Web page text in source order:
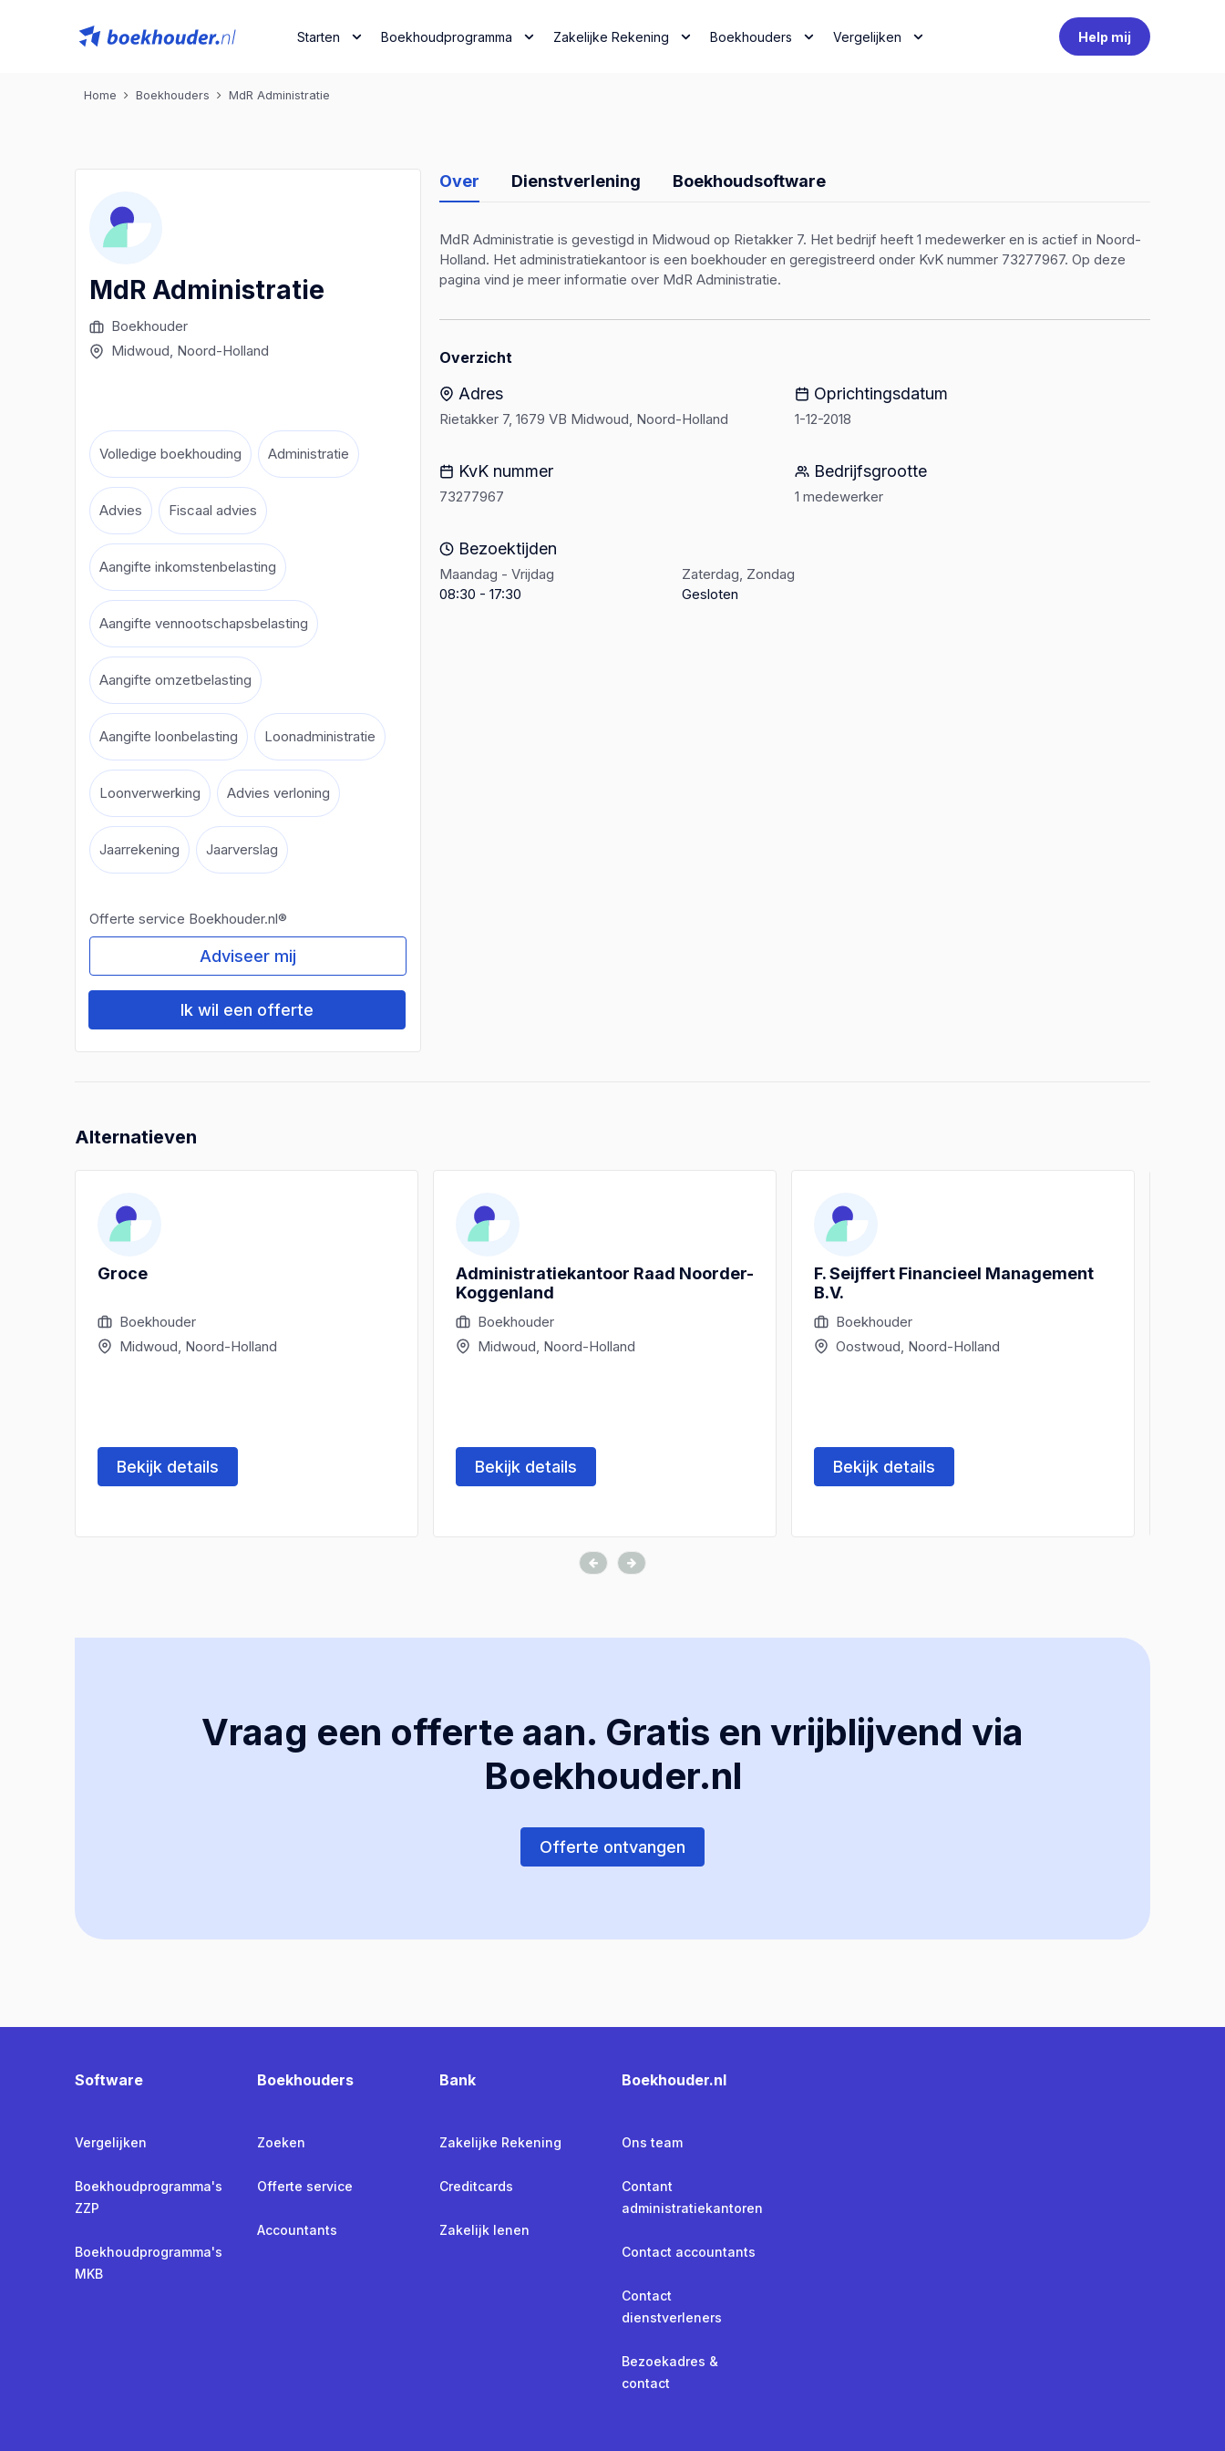
Starten Boekhoudprogramma Zakelijke Rekening Boekhouders Vergelijken Help mij
Home Boekhouders MdR Administratie
MdR Administratie
Boekhouder
Midwoud, Noord-Holland
Volledige boekhouding Administratie
Advies Fiscaal advies
Aangifte inkomstenbelasting
Aangifte vennootschapsbelasting
Aangifte omzetbelasting
Aangifte loonbelasting Loonadministratie
Loonverwerking Advies verloning
Jaarrekening Jaarverslag
Offerte service Boekhouder.nl®
Adviseer mij
Ik wil een offerte
Over Dienstverlening Boekhoudsoftware
MdR Administratie is gevestigd in Midwoud op Rietakker 7. Het bedrijf heeft 1 medewerker en is actief in Noord-
Holland. Het administratiekantoor is een boekhouder en geregistreerd onder KvK nummer 73277967. Op deze
pagina vind je meer informatie over MdR Administratie.
Overzicht
Adres
Rietakker 7, 1679 VB Midwoud, Noord-Holland
Oprichtingsdatum
1-12-2018
KvK nummer
73277967
Bedrijfsgrootte
1 medewerker
Bezoektijden
Maandag - Vrijdag
08:30 - 17:30
Zaterdag, Zondag
Gesloten
Alternatieven
Groce
Boekhouder
Midwoud, Noord-Holland
Bekijk details
Administratiekantoor Raad Noorder-
Koggenland
Boekhouder
Midwoud, Noord-Holland
Bekijk details
F. Seijffert Financieel Management
B.V.
Boekhouder
Oostwoud, Noord-Holland
Bekijk details
Vraag een offerte aan. Gratis en vrijblijvend via
Boekhouder.nl
Offerte ontvangen
Software
Vergelijken
Boekhoudprogramma's
ZZP
Boekhoudprogramma's
MKB
Boekhouders
Zoeken
Offerte service
Accountants
Bank
Zakelijke Rekening
Creditcards
Zakelijk lenen
Boekhouder.nl
Ons team
Contant
administratiekantoren
Contact accountants
Contact
dienstverleners
Bezoekadres &
contact